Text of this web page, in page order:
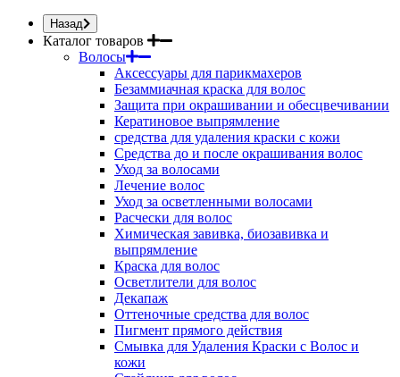
Назад
Каталог товаров
Волосы
Аксессуары для парикмахеров
Безаммиачная краска для волос
Защита при окрашивании и обесцвечивании
Кератиновое выпрямление
средства для удаления краски с кожи
Средства до и после окрашивания волос
Уход за волосами
Лечение волос
Уход за осветленными волосами
Расчески для волос
Химическая завивка, биозавивка и
выпрямление
Краска для волос
Осветлители для волос
Декапаж
Оттеночные средства для волос
Пигмент прямого действия
Смывка для Удаления Краски с Волос и
кожи